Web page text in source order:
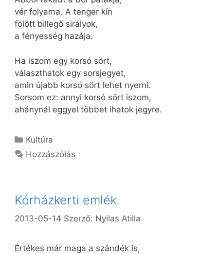
vér folyama. A tenger kín
fölött billegő sirályok,
a fényesség hazája.
Ha iszom egy korsó sört,
választhatok egy sorsjegyet,
amin újabb korsó sört lehet nyerni.
Sorsom ez: annyi korsó sört iszom,
ahánynál eggyel többet ihatok jegyre.
Kategória
Kultúra
Hozzászólás
Kórházkerti emlék
2013-05-14 Szerző: Nyilas Atilla
Értékes már maga a szándék is,